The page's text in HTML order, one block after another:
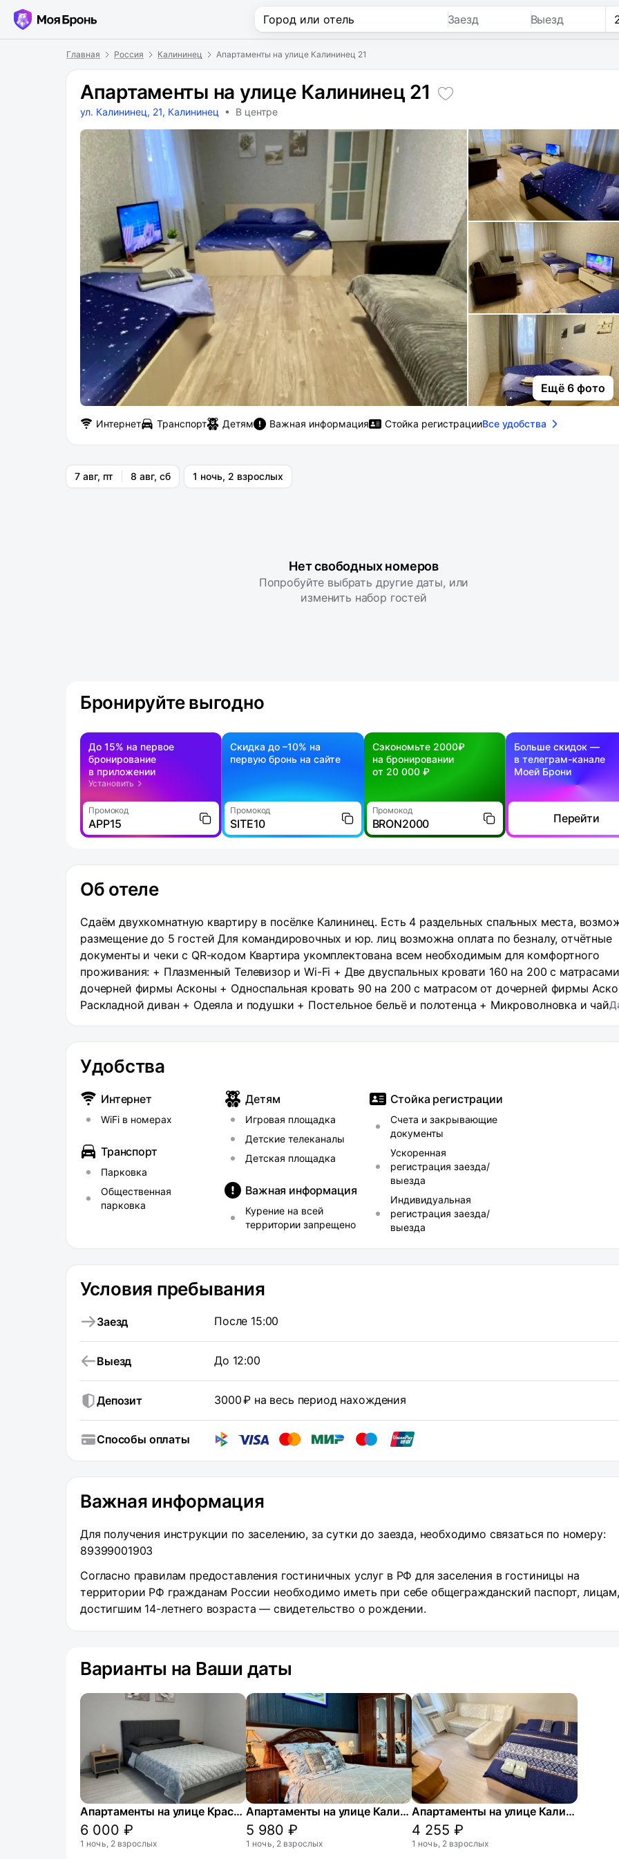
Заезд Выезд
Главная Россия Калининец Апартаменты на улице Калининец 21
Апартаменты на улице Калининец 21
ул. Калининец, 21, Калининец • В центре
Ещё 6 фото
Интернет Транспорт Детям Важная информация Стойка регистрацииВсе удобства
7 авг, пт 8 авг, сб 1 ночь, 2 взрослых
Нет свободных номеров
Попробуйте выбрать другие даты, или
изменить набор гостей
Бронируйте выгодно
До 15% на первое
бронирование
в приложении
Установить
Промокод
APP15
Скидка до –10% на
первую бронь на сайте
Промокод
SITE10
Сэкономьте 2000₽
на бронировании
от 20 000 ₽
Промокод
BRON2000
Больше скидок —
в телеграм-канале
Моей Брони
Перейти
Об отеле
Сдаём двухкомнатную квартиру в посёлке Калининец. Есть 4 раздельных спальных места,
размещение до 5 гостей Для командировочных и юр. лиц возможна оплата по безналу, отчётные
документы и чеки с QR-кодом Квартира укомплектована всем необходимым для комфортного
проживания: + Плазменный Телевизор и Wi-Fi + Две двуспальных кровати 160 на 200 с
дочерней фирмы Асконы + Односпальная кровать 90 на 200 с матрасом от дочерней фирмы
Раскладной диван + Одеяла и подушки + Постельное бельё и полотенца + Микроволновка и
курения). Разрешено только на балконе с закрытой дверью, без остаточного пепла! - Не больше
человек - Вечеринки и громкий шум запрещен, мы очень любим наших соседей - К сожалению, с
питомцами у нас нельзя Стандартный заезд в наши квартиры с 15:00, а стандартный выезд до
однако по возможности мы постараемся подстроимся под ваши планы, для этого напишите
пожалуйста ваши пожелания по времени Наша компания не является отелем, поэтому мы
информируем вас, что белье сушится непосредственно в квартире. Бронируя квартиру, вы
подтверждаете отсутствие претензий по этому вопросу. Мы ценим ваше понимание и
в поддержании уюта и порядка в нашем пространстве Будем рады видеть вас!
Удобства
Интернет
WiFi в номерах
Транспорт
Парковка
Общественная
парковка
Детям
Игровая площадка
Детские телеканалы
Детская площадка
Важная информация
Курение на всей
территории запрещено
Стойка регистрации
Счета и закрывающие
документы
Ускоренная
регистрация заезда/
выезда
Индивидуальная
регистрация заезда/
выезда
Условия пребывания
Заезд После 15:00
Выезд До 12:00
Депозит 3000 ₽ на весь период нахождения
Способы оплаты
Важная информация
Для получения инструкции по заселению, за сутки до заезда, необходимо связаться по номеру:
89399001903
Согласно правилам предоставления гостиничных услуг в РФ для заселения в гостиницы на
территории РФ гражданам России необходимо иметь при себе общегражданский паспорт,
достигшим 14-летнего возраста — свидетельство о рождении.
Варианты на Ваши даты
Апартаменты на улице Красные Зори 2А
6 000 ₽
1 ночь, 2 взрослых
Апартаменты на улице Калининец 3
5 980 ₽
1 ночь, 2 взрослых
Апартаменты на улице Калининец 32
4 255 ₽
1 ночь, 2 взрослых